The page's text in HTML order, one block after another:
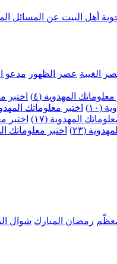
أهل البيت عن المسائل
الغيبة عصر الظهور مدعو
معلوماتك المهدوية (٤) اختبر
(١٠) اختبر معلوماتك
المهدوية (١٧) اختبر
(٢٣)
اختبر معلوماتك
رمضان المبارك شوال